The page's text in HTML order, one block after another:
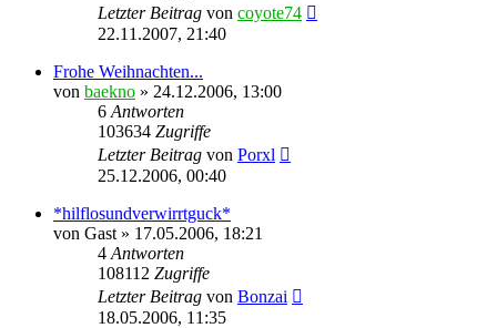
Letzter Beitrag von coyote74
22.11.2007, 21:40
Frohe Weihnachten...
von baekno » 24.12.2006, 13:00
6 Antworten
103634 Zugriffe
Letzter Beitrag von Porxl
25.12.2006, 00:40
*hilflosundverwirrtguck*
von Gast » 17.05.2006, 18:21
4 Antworten
108112 Zugriffe
Letzter Beitrag von Bonzai
18.05.2006, 11:35